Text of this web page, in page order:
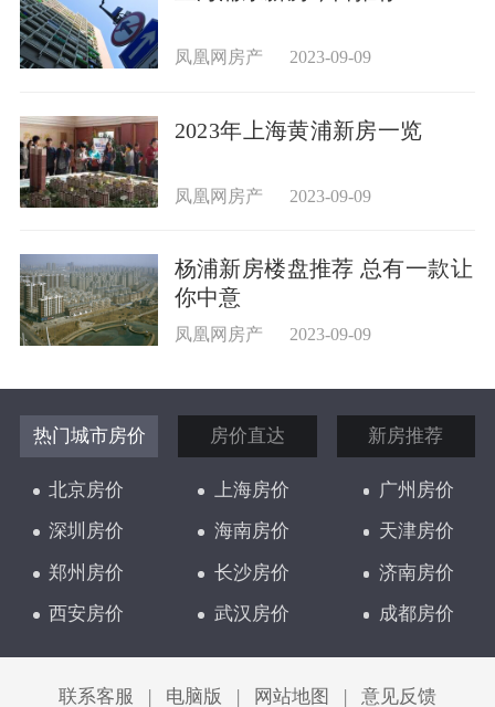
凤凰网房产 2023-09-09
2023年上海黄浦新房一览
凤凰网房产 2023-09-09
杨浦新房楼盘推荐 总有一款让
你中意
凤凰网房产 2023-09-09
热门城市房价 房价直达 新房推荐
北京房价 上海房价
广州房价
深圳房价
海南房价
天津房价
郑州房价
长沙房价
济南房价
西安房价
武汉房价
成都房价
太原房价
联系客服
电脑版 网站地图 意见反馈